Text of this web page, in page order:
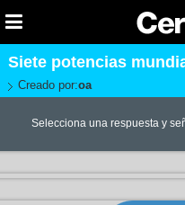
Siete potencias
Creado por:oa
Selecciona una respuesta y